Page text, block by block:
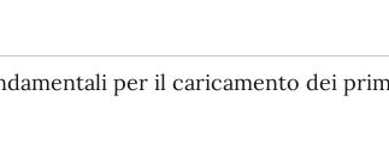
per il caricamento dei